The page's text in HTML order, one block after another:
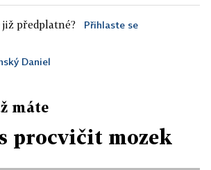
předplatné? Přihlaste se
Daniel
máte
procvičit mozek